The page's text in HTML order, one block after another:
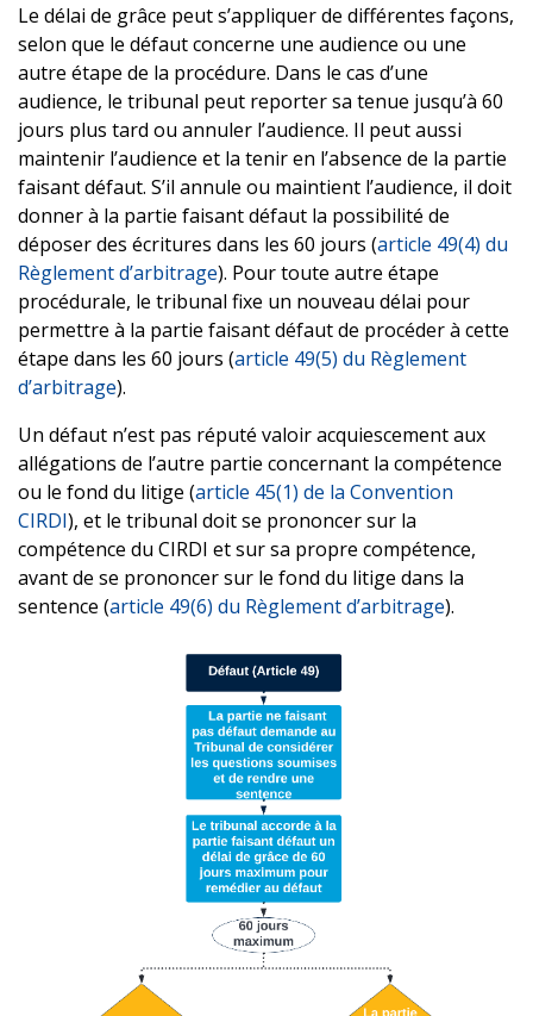
Le délai de grâce peut s’appliquer de différentes façons,
selon que le défaut concerne une audience ou une
autre étape de la procédure. Dans le cas d’une
audience, le tribunal peut reporter sa tenue jusqu’à 60
jours plus tard ou annuler l’audience. Il peut aussi
maintenir l’audience et la tenir en l’absence de la partie
faisant défaut. S’il annule ou maintient l’audience, il doit
donner à la partie faisant défaut la possibilité de
déposer des écritures dans les 60 jours (article 49(4) du
Règlement d’arbitrage). Pour toute autre étape
procédurale, le tribunal fixe un nouveau délai pour
permettre à la partie faisant défaut de procéder à cette
étape dans les 60 jours (article 49(5) du Règlement
d’arbitrage).
Un défaut n’est pas réputé valoir acquiescement aux
allégations de l’autre partie concernant la compétence
ou le fond du litige (article 45(1) de la Convention
CIRDI), et le tribunal doit se prononcer sur la
compétence du CIRDI et sur sa propre compétence,
avant de se prononcer sur le fond du litige dans la
sentence (article 49(6) du Règlement d’arbitrage).